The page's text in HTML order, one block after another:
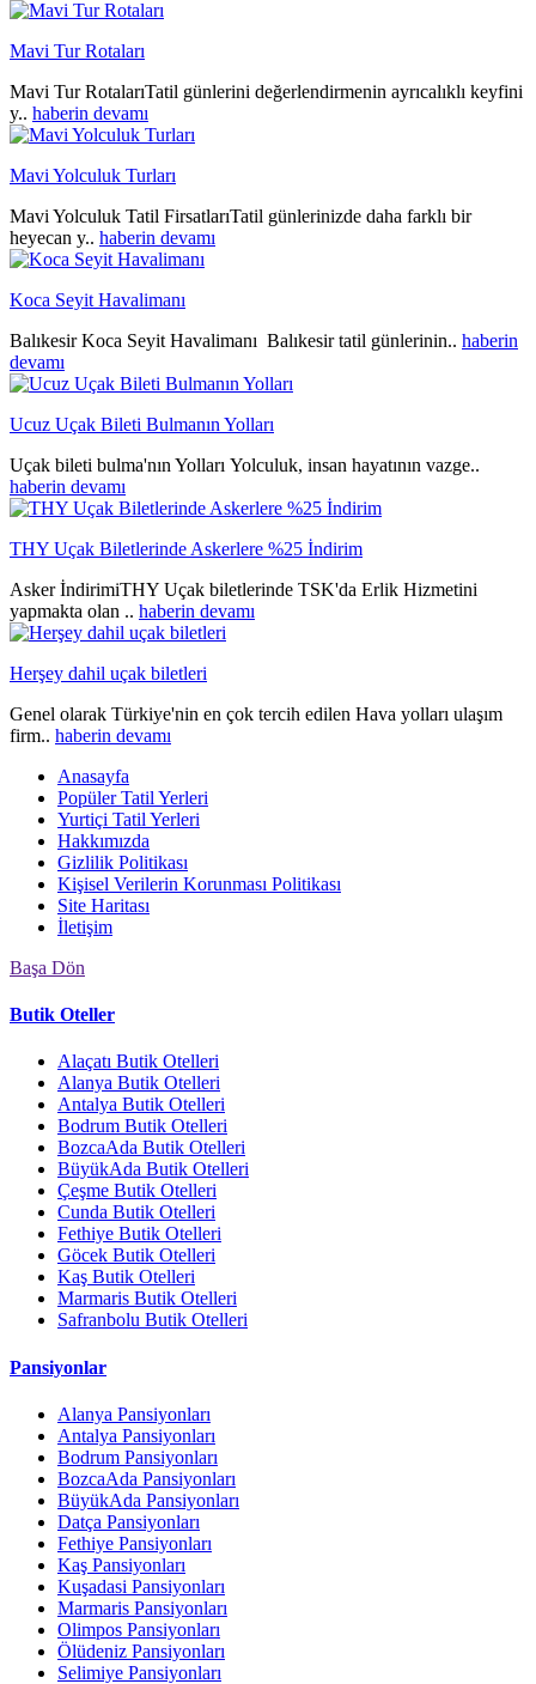
Mavi Tur Rotaları
Mavi Tur RotalarıTatil günlerini değerlendirmenin ayrıcalıklı keyfini
y.. haberin devamı
Mavi Yolculuk Turları
Mavi Yolculuk Tatil FirsatlarıTatil günlerinizde daha farklı bir
heyecan y.. haberin devamı
Koca Seyit Havalimanı
Balıkesir Koca Seyit Havalimanı Balıkesir tatil günlerinin.. haberin
devamı
Ucuz Uçak Bileti Bulmanın Yolları
Uçak bileti bulma'nın Yolları Yolculuk, insan hayatının vazge..
haberin devamı
THY Uçak Biletlerinde Askerlere %25 İndirim
Asker İndirimiTHY Uçak biletlerinde TSK'da Erlik Hizmetini
yapmakta olan .. haberin devamı
Herşey dahil uçak biletleri
Genel olarak Türkiye'nin en çok tercih edilen Hava yolları ulaşım
firm.. haberin devamı
Anasayfa
Popüler Tatil Yerleri
Yurtiçi Tatil Yerleri
Hakkımızda
Gizlilik Politikası
Kişisel Verilerin Korunması Politikası
Site Haritası
İletişim
Başa Dön
Butik Oteller
Alaçatı Butik Otelleri
Alanya Butik Otelleri
Antalya Butik Otelleri
Bodrum Butik Otelleri
BozcaAda Butik Otelleri
BüyükAda Butik Otelleri
Çeşme Butik Otelleri
Cunda Butik Otelleri
Fethiye Butik Otelleri
Göcek Butik Otelleri
Kaş Butik Otelleri
Marmaris Butik Otelleri
Safranbolu Butik Otelleri
Pansiyonlar
Alanya Pansiyonları
Antalya Pansiyonları
Bodrum Pansiyonları
BozcaAda Pansiyonları
BüyükAda Pansiyonları
Datça Pansiyonları
Fethiye Pansiyonları
Kaş Pansiyonları
Kuşadasi Pansiyonları
Marmaris Pansiyonları
Olimpos Pansiyonları
Ölüdeniz Pansiyonları
Selimiye Pansiyonları